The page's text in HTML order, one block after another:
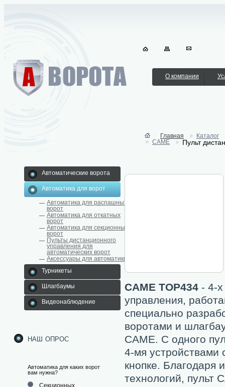
О компании
Автоматические ворота
Автоматика для ворот
Автоматика для распашных
ворот
Автоматика для откатных
ворот
Автоматика для секционных
ворот
Пульты дистанционного
управления для
автоматических ворот
Аксессуары для автоматики
Турникеты
Шлагбаумы
Видеонаблюдение
наш опрос
Автоматика для каких ворот
вам нужна?
Секционных
Главная
Каталог
CAME
Пульт
CAME TOP434 - 4-
управления,
специально
воротами и
CAME. С одного
4-мя устройствами
кнопке. Благодаря
технологий, пульт